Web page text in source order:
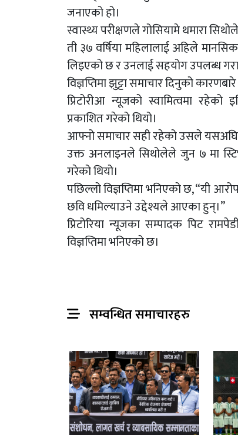
जनाएको हो।
स्वास्थ्य परीक्षणले गोसियामे थमारा
ती ३७ वर्षिया महिलालाई अहिले
लिइएको छ र उनलाई सहयोग उपलब्ध
विज्ञप्तिमा झुट्टा समाचार दिनुको
प्रिटोरीआ न्यूजको स्वामित्वमा
प्रकाशित गरेको थियो।
आफ्नो समाचार सही रहेको उसले यसअघि
उक्त अनलाइनले सिथोलेले जुन ७ मा
गरेको थियो।
पछिल्लो विज्ञप्तिमा भनिएको छ, “यी
छवि धमिल्याउने उद्देश्यले आएका हुन्।”
प्रिटोरिया न्यूजका सम्पादक पिट
विज्ञप्तिमा भनिएको छ।
सम्वन्धित समाचारहरु